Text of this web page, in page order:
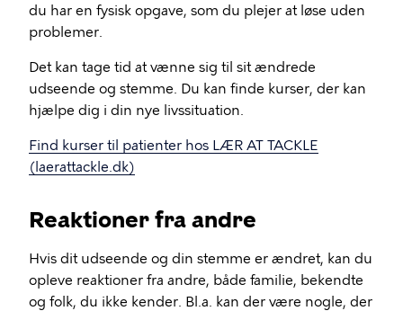
du har en fysisk opgave, som du plejer at løse uden
problemer.
Det kan tage tid at vænne sig til sit ændrede
udseende og stemme. Du kan finde kurser, der kan
hjælpe dig i din nye livssituation.
Find kurser til patienter hos LÆR AT TACKLE
(laerattackle.dk)
Reaktioner fra andre
Hvis dit udseende og din stemme er ændret, kan du
opleve reaktioner fra andre, både familie, bekendte
og folk, du ikke kender. Bl.a. kan der være nogle, der